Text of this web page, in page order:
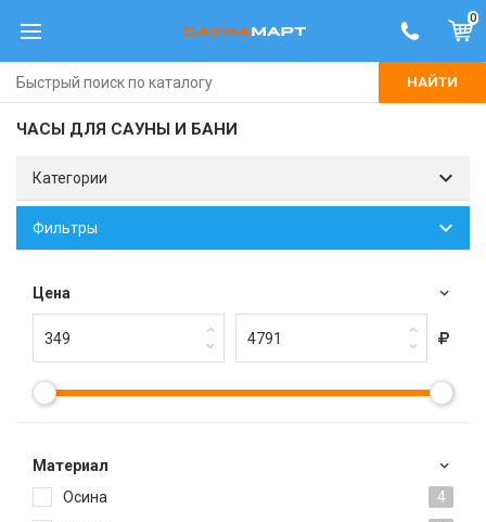
0
НАЙТИ
ЧАСЫ ДЛЯ САУНЫ И БАНИ
Категории
Фильтры
Цена
Материал
Осина
4